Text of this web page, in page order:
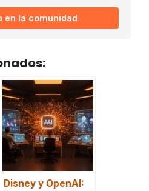
en la comunidad
Disney y OpenAI: